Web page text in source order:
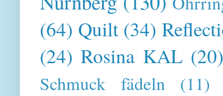
(64) Quilt (34)
(24) Rosina KAL
Schmuck fädeln (11)